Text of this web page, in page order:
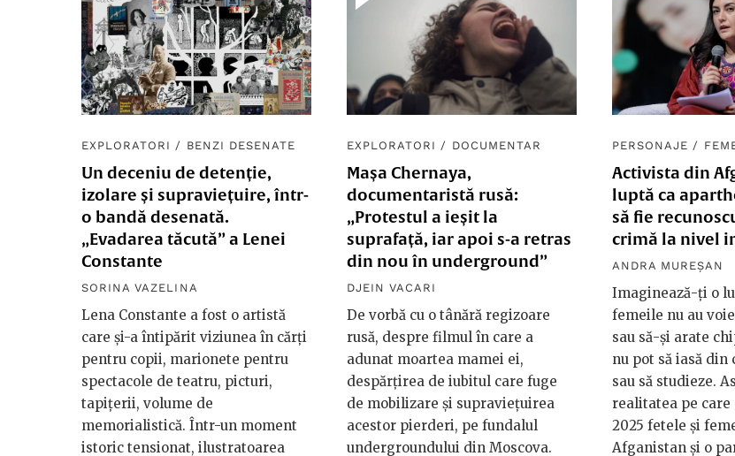
EXPLORATORI / BENZI DESENATE
Un deceniu de detenție,
izolare și supraviețuire, într-
o bandă desenată.
„Evadarea tăcută” a Lenei
Constante
SORINA VAZELINA
Lena Constante a fost o artistă
care și-a întipărit viziunea în cărți
pentru copii, marionete pentru
spectacole de teatru, picturi,
tapițerii, volume de
memorialistică. Într-un moment
istoric tensionat, ilustratoarea
EXPLORATORI / DOCUMENTAR
Mașa Chernaya,
documentaristă rusă:
„Protestul a ieșit la
suprafață, iar apoi s-a retras
din nou în underground”
DJEIN VACARI
De vorbă cu o tânără regizoare
rusă, despre filmul în care a
adunat moartea mamei ei,
despărțirea de iubitul care fuge
de mobilizare și supraviețuirea
acestor pierderi, pe fundalul
undergroundului din Moscova.
PERSONAJE /
Activista din
luptă ca
să fie
crimă la nivel
ANDRA MUREȘAN
Imaginează-ți o
femeile nu au
sau să-și arate
nu pot să iasă din
sau să studieze.
realitatea pe care
2025 fetele și
Afganistan și o